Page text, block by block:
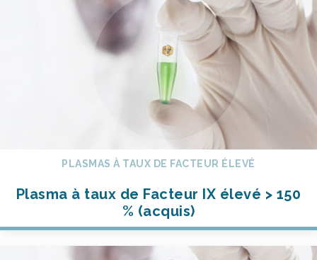
PLASMAS À TAUX DE FACTEUR ÉLEVÉ
Plasma à taux de Facteur IX élevé > 150
% (acquis)